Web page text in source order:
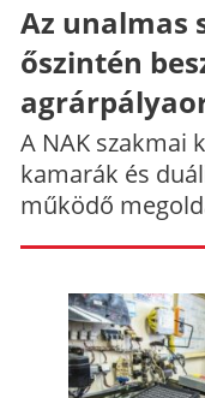
Az unalmas
őszintén
A NAK szakmai
kamarák és
működő